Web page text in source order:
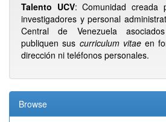
Talento UCV: Comunidad creada
investigadores y personal
Central de Venezuela
publiquen sus curriculum vitaeen
dirección ni teléfonos personales.
Browse